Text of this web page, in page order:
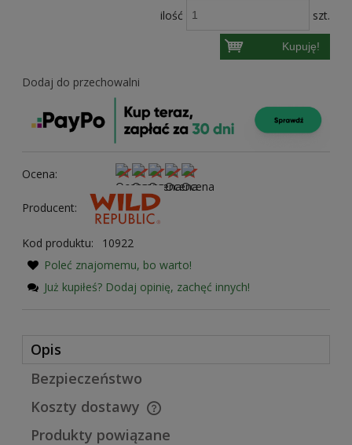
ilość szt.
Kupuję!
Dodaj do przechowalni
Ocena:
Producent:
Kod produktu:
10922
Poleć znajomemu, bo warto!
Już kupiłeś? Dodaj opinię, zachęć innych!
Opis
Bezpieczeństwo
Koszty dostawy
Cena nie zawiera ewentualnych kosztów płatności
Produkty powiązane